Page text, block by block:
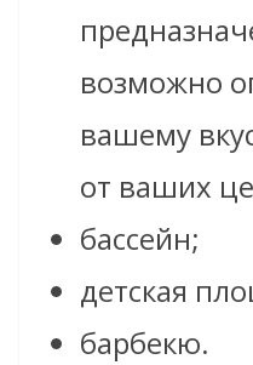
возможно
вашему
от ваших
бассейн;
детская
барбекю.